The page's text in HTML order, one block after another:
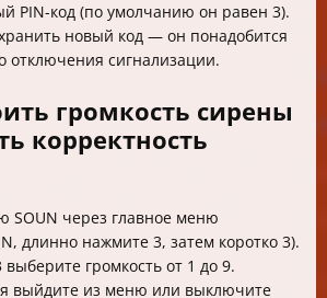
PIN-код (по умолчанию он равен 3).
новый код — он понадобится
отключения сигнализации.
громкость сирены
корректность
SOUN через главное меню
длинно нажмите 3, затем коротко 3).
громкость от 1 до 9.
выйдите из меню или выключите